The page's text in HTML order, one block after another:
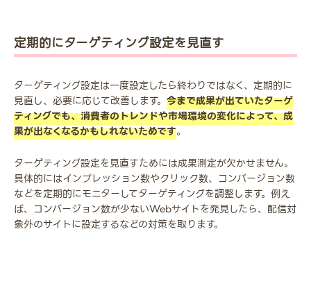
定期的にターゲティング設定を見直す
ターゲティング設定は一度設定したら終わりではなく、定期的に
見直し、必要に応じて改善します。 今まで成果が出ていたターゲ
ティングでも、消費者のトレンドや市場環境の変化によって、成
果が出なくなるかもしれないためです。
ターゲティング設定を見直すためには成果測定が欠かせません。
具体的にはインプレッション数やクリック数、コンバージョン数
などを定期的にモニターしてターゲティングを調整します。例え
ば、コンバージョン数が少ないWebサイトを発見したら、配信対
象外のサイトに設定するなどの対策を取ります。